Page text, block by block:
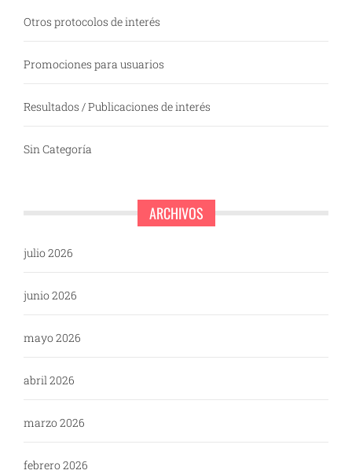
Otros protocolos de interés
Promociones para usuarios
Resultados / Publicaciones de interés
Sin Categoría
ARCHIVOS
julio 2026
junio 2026
mayo 2026
abril 2026
marzo 2026
febrero 2026